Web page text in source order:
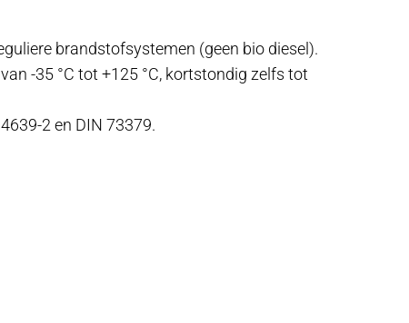
brandstofsystemen (geen bio diesel).
-35 °C tot +125 °C, kortstondig zelfs tot
2 en DIN 73379.